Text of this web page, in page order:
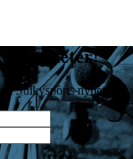
på Sulkysports nyhetsbrev